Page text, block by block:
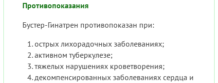
Противопоказания
Бустер-Гинатрен противопоказан при:
острых лихорадочных заболеваниях;
активном туберкулезе;
тяжелых нарушениях кроветворения;
декомпенсированных заболеваниях сердца и